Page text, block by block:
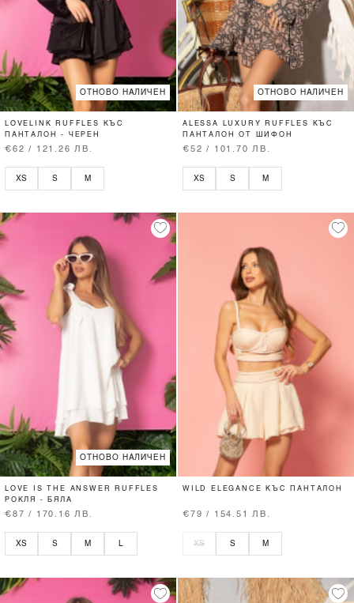
ОТНОВО НАЛИЧЕН
LOVELINK RUFFLES КЪС
ПАНТАЛОН - ЧЕРЕН
€62 / 121.26 ЛВ.
XS S M
ОТНОВО НАЛИЧЕН
ALESSA LUXURY RUFFLES КЪС
ПАНТАЛОН ОТ ШИФОН
€52 / 101.70 ЛВ.
XS S M
ОТНОВО НАЛИЧЕН
LOVE IS THE ANSWER RUFFLES
РОКЛЯ - БЯЛА
€87 / 170.16 ЛВ.
XS S M L
WILD ELEGANCE КЪС ПАНТАЛОН
€79 / 154.51 ЛВ.
XS S M